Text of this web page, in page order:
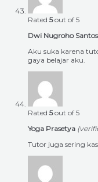
Rated 5out of 5
Dwi Nugroho
Aku suka karena
gaya belajar aku.
Rated 5out of 5
Yoga Prasetya
Tutor juga sering